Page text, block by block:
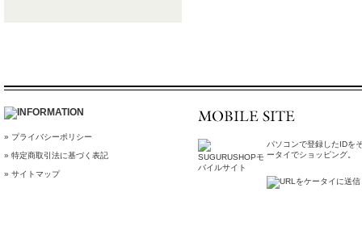
» プライバシーポリシー
» 特定商取引法に基づく表記
» サイトマップ
パソコンで登録したIDを
ータイでショッピング。